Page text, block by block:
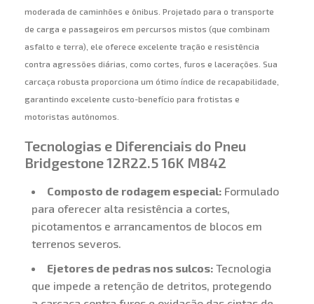
moderada de caminhões e ônibus. Projetado para o transporte
de carga e passageiros em percursos mistos (que combinam
asfalto e terra), ele oferece excelente tração e resistência
contra agressões diárias, como cortes, furos e lacerações. Sua
carcaça robusta proporciona um ótimo índice de recapabilidade,
garantindo excelente custo-benefício para frotistas e
motoristas autônomos.
Tecnologias e Diferenciais do Pneu
Bridgestone 12R22.5 16K M842
Composto de rodagem especial: Formulado
para oferecer alta resistência a cortes,
picotamentos e arrancamentos de blocos em
terrenos severos.
Ejetores de pedras nos sulcos: Tecnologia
que impede a retenção de detritos, protegendo